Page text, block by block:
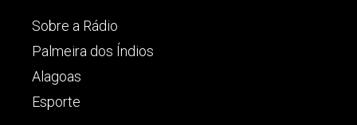
Sobre a Rádio
Palmeira dos Índios
Alagoas
Esporte